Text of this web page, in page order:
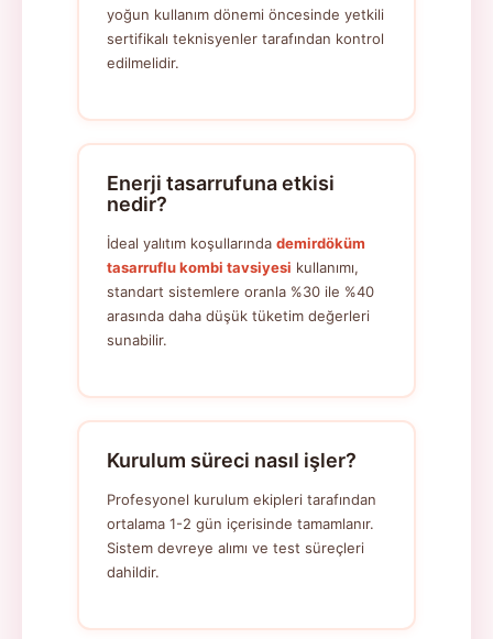
yoğun kullanım dönemi öncesinde yetkili
sertifikalı teknisyenler tarafından kontrol
edilmelidir.
Enerji tasarrufuna etkisi
nedir?
İdeal yalıtım koşullarında demirdöküm
tasarruflu kombi tavsiyesi kullanımı,
standart sistemlere oranla %30 ile %40
arasında daha düşük tüketim değerleri
sunabilir.
Kurulum süreci nasıl işler?
Profesyonel kurulum ekipleri tarafından
ortalama 1-2 gün içerisinde tamamlanır.
Sistem devreye alımı ve test süreçleri
dahildir.